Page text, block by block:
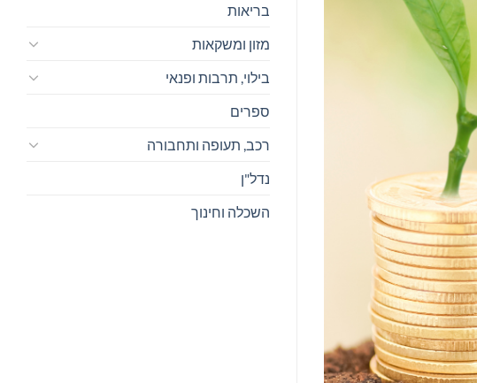
בריאות
מזון ומשקאות
בילוי, תרבות ופנאי
ספרים
רכב, תעופה ותחבורה
נדל"ן
השכלה וחינוך